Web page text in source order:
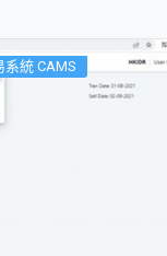
系統 CAMS